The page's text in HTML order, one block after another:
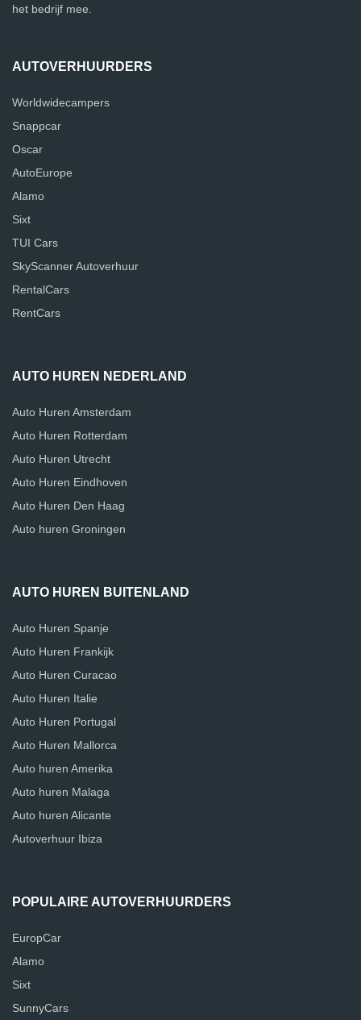
het bedrijf mee.
AUTOVERHUURDERS
Worldwidecampers
Snappcar
Oscar
AutoEurope
Alamo
Sixt
TUI Cars
SkyScanner Autoverhuur
RentalCars
RentCars
AUTO HUREN NEDERLAND
Auto Huren Amsterdam
Auto Huren Rotterdam
Auto Huren Utrecht
Auto Huren Eindhoven
Auto Huren Den Haag
Auto huren Groningen
AUTO HUREN BUITENLAND
Auto Huren Spanje
Auto Huren Frankijk
Auto Huren Curacao
Auto Huren Italie
Auto Huren Portugal
Auto Huren Mallorca
Auto huren Amerika
Auto huren Malaga
Auto huren Alicante
Autoverhuur Ibiza
POPULAIRE AUTOVERHUURDERS
EuropCar
Alamo
Sixt
SunnyCars